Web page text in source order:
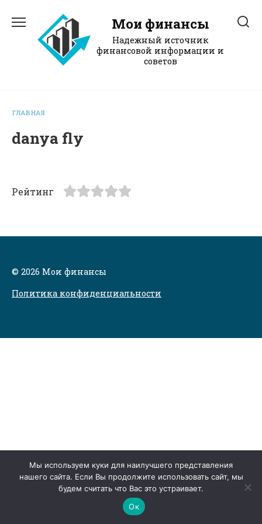
содержанию
Мои финансы
Надежный источник
финансовой информации и
советов
ГЛАВНАЯ
danya fly
Рейтинг
© 2026 Мои финансы
Политика конфиденциальности
Мы используем куки для наилучшего представления
нашего сайта. Если Вы продолжите использовать сайт, мы
будем считать что Вас это устраивает.
Ок